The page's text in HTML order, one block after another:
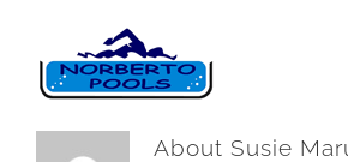
About Susie